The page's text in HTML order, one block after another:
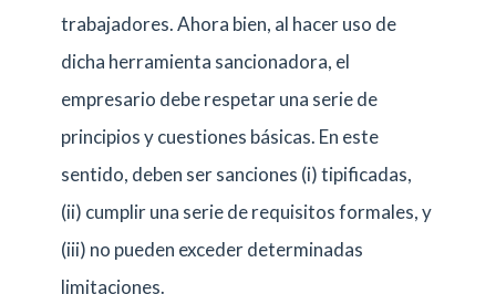
trabajadores. Ahora bien, al hacer uso de
dicha herramienta sancionadora, el
empresario debe respetar una serie de
principios y cuestiones básicas. En este
sentido, deben ser sanciones (i) tipificadas,
(ii) cumplir una serie de requisitos formales, y
(iii) no pueden exceder determinadas
limitaciones.